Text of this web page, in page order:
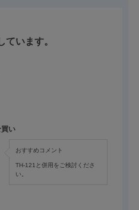
ます。
ャフトとして多く使用されてい
います。
い
おすすめコメント
TH-121と併用をご検討くださ
い。